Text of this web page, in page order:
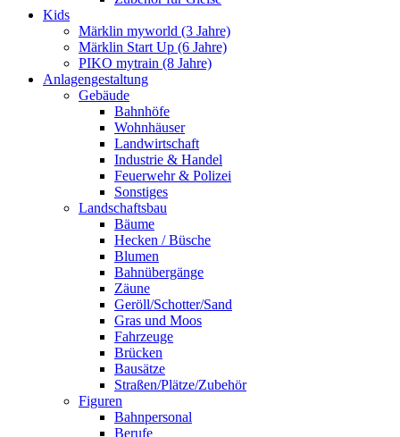
Kids
Märklin myworld (3 Jahre)
Märklin Start Up (6 Jahre)
PIKO mytrain (8 Jahre)
Anlagengestaltung
Gebäude
Bahnhöfe
Wohnhäuser
Landwirtschaft
Industrie & Handel
Feuerwehr & Polizei
Sonstiges
Landschaftsbau
Bäume
Hecken / Büsche
Blumen
Bahnübergänge
Zäune
Geröll/Schotter/Sand
Gras und Moos
Fahrzeuge
Brücken
Bausätze
Straßen/Plätze/Zubehör
Figuren
Bahnpersonal
Berufe